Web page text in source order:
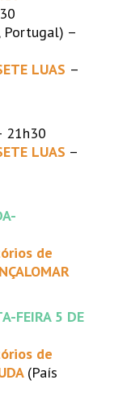
Portugal) –
LUAS –
21h30
LUAS –
de
FEIRA 5 DE
de
(País